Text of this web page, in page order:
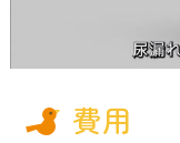
費用